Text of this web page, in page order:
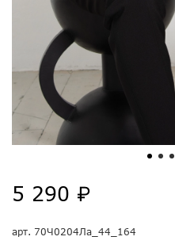
арт. 70Ч0204Ла_44_164
5 290 ₽